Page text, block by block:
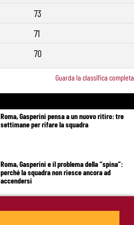
73
71
70
Guarda la classifica completa
Roma, Gasperini pensa a un nuovo ritiro: tre
settimane per rifare la squadra
Roma, Gasperini e il problema della “spina”:
perché la squadra non riesce ancora ad
accendersi
Brighton-Roma, chi ha deluso di più: Rensch